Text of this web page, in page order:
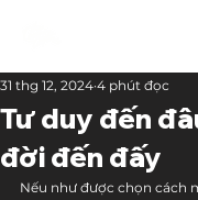
Tư duy đến
đời đến đấy
31 thg 12, 2024 4 phút đọc
Nếu như được chọn cách